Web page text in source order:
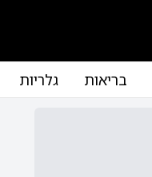
בריאות גלריות